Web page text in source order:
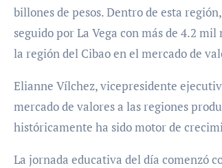
billones de pesos. Dentro de esta
seguido por La Vega con más de 4.2
la región del Cibao en el mercado de
Elianne Vílchez, vicepresidente
mercado de valores a las regiones
históricamente ha sido motor de
La jornada educativa del día comenzó